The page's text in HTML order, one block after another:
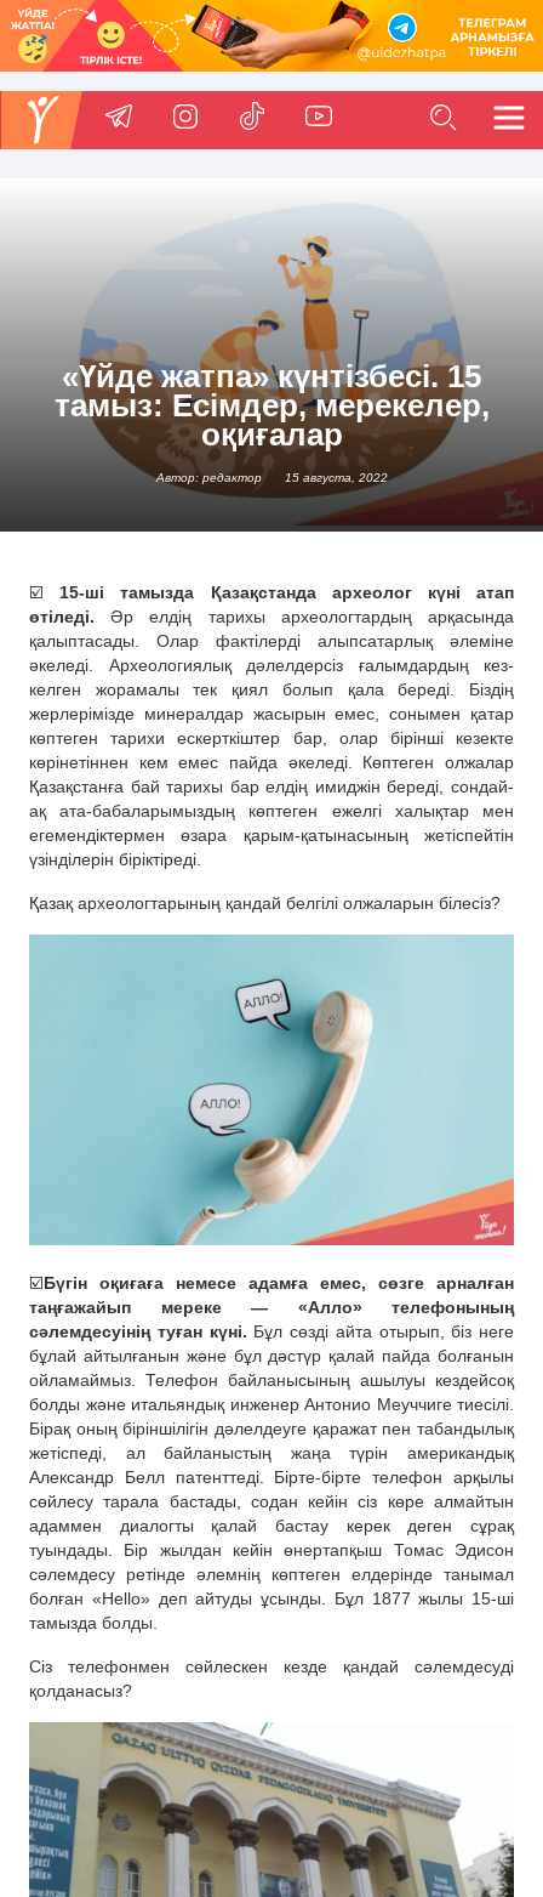
«Үйде жатпа» күнтізбесі. 15
тамыз: Есімдер, мерекелер,
оқиғалар
Автор: редактор 15 августа, 2022
☑️15-ші тамызда Қазақстанда археолог күні атап
өтіледі. Әр елдің тарихы археологтардың арқасында
қалыптасады. Олар фактілерді алыпсатарлық әлеміне
әкеледі. Археологиялық дәлелдерсіз ғалымдардың кез-
келген жорамалы тек қиял болып қала береді. Біздің
жерлерімізде минералдар жасырын емес, сонымен қатар
көптеген тарихи ескерткіштер бар, олар бірінші кезекте
көрінетіннен кем емес пайда әкеледі. Көптеген олжалар
Қазақстанға бай тарихы бар елдің имиджін береді, сондай-
ақ ата-бабаларымыздың көптеген ежелгі халықтар мен
егемендіктермен өзара қарым-қатынасының жетіспейтін
үзінділерін біріктіреді.
Қазақ археологтарының қандай белгілі олжаларын білесіз?
☑️Бүгін оқиғаға немесе адамға емес, сөзге арналған
таңғажайып мереке — «Алло» телефонының
сәлемдесуінің туған күні. Бұл сөзді айта отырып, біз неге
бұлай айтылғанын және бұл дәстүр қалай пайда болғанын
ойламаймыз. Телефон байланысының ашылуы кездейсоқ
болды және итальяндық инженер Антонио Меуччиге тиесілі.
Бірақ оның біріншілігін дәлелдеуге қаражат пен табандылық
жетіспеді, ал байланыстың жаңа түрін американдық
Александр Белл патенттеді. Бірте-бірте телефон арқылы
сөйлесу тарала бастады, содан кейін сіз көре алмайтын
адаммен диалогты қалай бастау керек деген сұрақ
туындады. Бір жылдан кейін өнертапқыш Томас Эдисон
сәлемдесу ретінде әлемнің көптеген елдерінде танымал
болған «Hello» деп айтуды ұсынды. Бұл 1877 жылы 15-ші
тамызда болды.
Сіз телефонмен сөйлескен кезде қандай сәлемдесуді
қолданасыз?